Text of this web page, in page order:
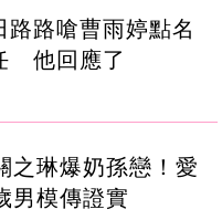
路路嗆曹雨婷點名
他回應了
之琳爆奶孫戀！愛
男模傳證實